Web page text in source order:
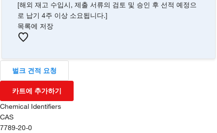
[해외 재고 수입시, 제출 서류의 검토 및 승인 후 선적 예정으
로 납기 4주 이상 소요됩니다.]
목록에 저장
벌크 견적 요청
카트에 추가하기
Chemical Identifiers
CAS
7789-20-0